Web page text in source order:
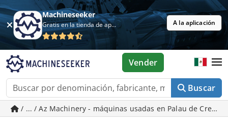
Machineseeker
Gratis en la tienda de aplicaciones A la aplicación
Buscar
Vender
/ ... / Az Machinery - máquinas usadas en Palau de